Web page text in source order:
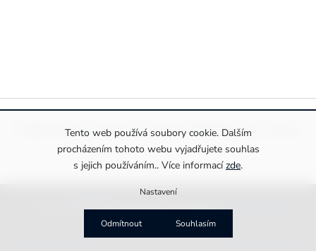
Tento web používá soubory cookie. Dalším
procházením tohoto webu vyjadřujete souhlas
s jejich používáním.. Více informacízde.
Nastavení
Odmítnout Souhlasím
Pravidla ochrany a zpracování osobních údajůInformace o cookies
na platformě
Shoptet Premium